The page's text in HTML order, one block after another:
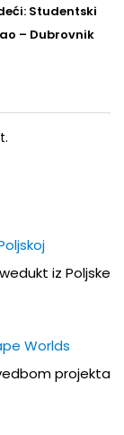
Sljedeći
Post
Studentski
– Dubrovnik
iz Poljske
Worlds
projekta